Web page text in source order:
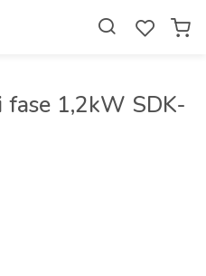
1,2kW SDK-